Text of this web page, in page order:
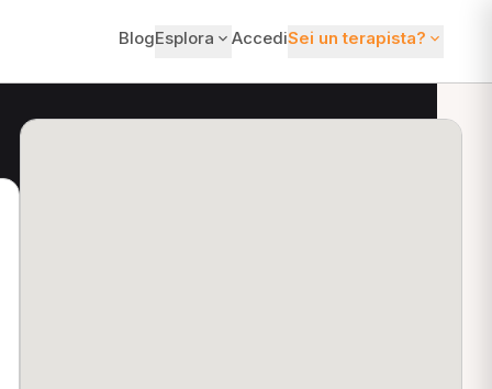
BlogEsplora AccediSei un terapista?